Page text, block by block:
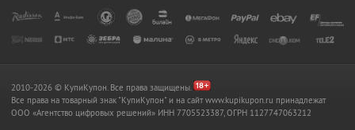
2010-2026 © КупиКупон. Все права защищены.
Все права на товарный знак "КупиКупон" и на сайт www.kupikupon.ru принадлежат
OOO «Агентство цифровых решений» ИНН 7705523387, ОГРН 1127747063212